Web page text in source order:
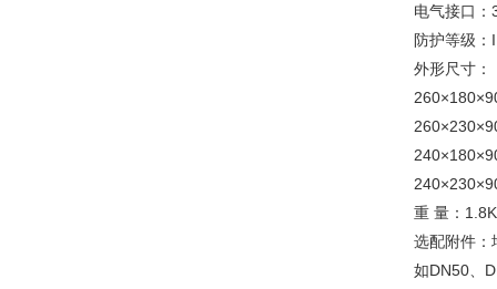
电气接口
防护等级：
外形尺寸：
重 量：
选配附件：
如DN50、